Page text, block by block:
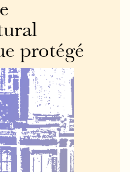
protégé